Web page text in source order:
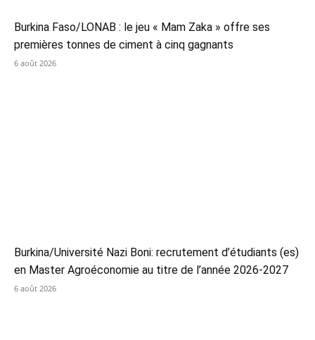
Burkina Faso/LONAB : le jeu « Mam Zaka » offre ses
premières tonnes de ciment à cinq gagnants
6 août 2026
Burkina/Université Nazi Boni: recrutement d’étudiants (es)
en Master Agroéconomie au titre de l’année 2026-2027
6 août 2026